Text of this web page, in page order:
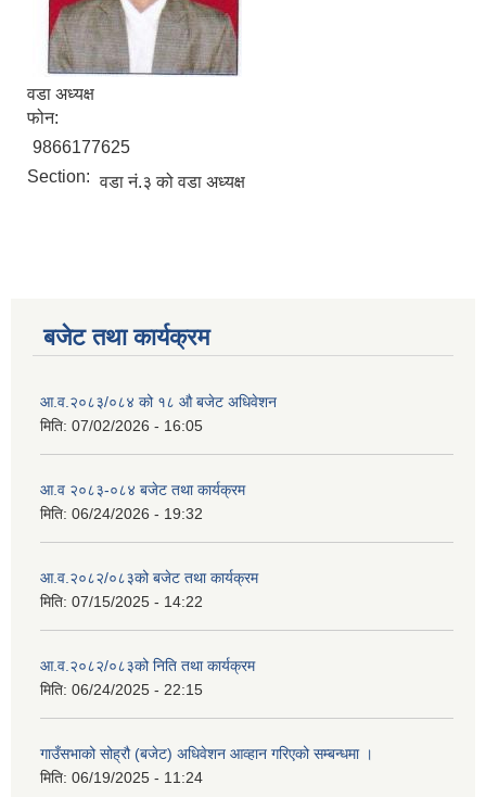
वडा अध्यक्ष
फोन:
9866177625
Section: वडा नं.३ को वडा अध्यक्ष
बजेट तथा कार्यक्रम
आ.व.२०८३/०८४ को १८ ‍औ बजेट अधिवेशन
मिति: 07/02/2026 - 16:05
आ.व २०८३-०८४ बजेट तथा कार्यक्रम
मिति: 06/24/2026 - 19:32
आ.व.२०८२/०८३को बजेट तथा कार्यक्रम
मिति: 07/15/2025 - 14:22
आ.व.२०८२/०८३को निति तथा कार्यक्रम
मिति: 06/24/2025 - 22:15
गाउँसभाको सोह्रौ (बजेट) अधिवेशन आव्हान गरिएको सम्बन्धमा ।
मिति: 06/19/2025 - 11:24